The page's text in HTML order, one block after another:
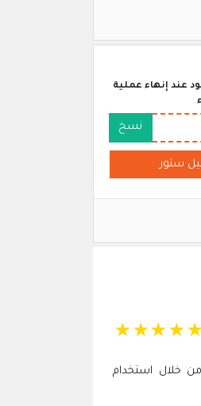
عند إنهاء عملية
نسخ
ستور
☆ ☆☆ ☆ ☆
خلال استخدام